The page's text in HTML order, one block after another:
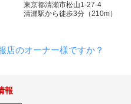
東京都清瀬市松山1-27-4
清瀬駅から徒歩3分（210m）
店のオーナー様ですか？
報